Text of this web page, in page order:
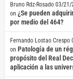
Bruno Rdz-Rosado 03/21/
on ¿Se pueden
por medio del 464?
Fernando Lostao Crespo
on Patología de un
propósito del Real
aplicación a las